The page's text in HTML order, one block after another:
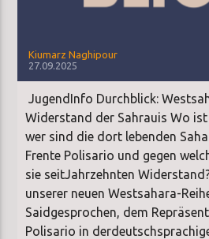
Kiumarz Naghipour
27.09.2025
JugendInfo Durchblick:
Widerstand der Sahrauis Wo
wer sind die dort lebenden
Frente Polisario und gegen
sie seitJahrzehnten
unserer neuen Westsahara-
Saidgesprochen, dem
Polisario in